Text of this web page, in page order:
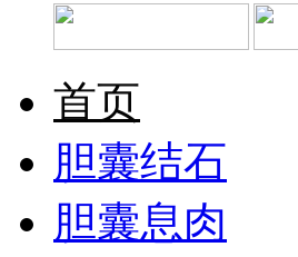
首页
胆囊结石
胆囊息肉